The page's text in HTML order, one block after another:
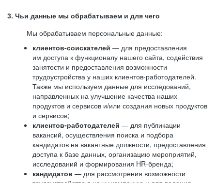
3. Чьи данные мы обрабатываем и для чего
Мы обрабатываем персональные данные:
клиентов-соискателей — для предоставления
им доступа к функционалу нашего сайта, содействия
занятости и предоставления возможности
трудоустройства у наших клиентов-работодателей.
Также мы используем данные для исследований,
направленных на улучшение качества наших
продуктов и сервисов и/или создания новых продуктов
и сервисов;
клиентов-работодателей — для публикации
вакансий, осуществления поиска и подбора
кандидатов на вакантные должности, предоставления
доступа к базе данных, организацию мероприятий,
исследований и формирования HR-бренда;
кандидатов — для рассмотрения возможности